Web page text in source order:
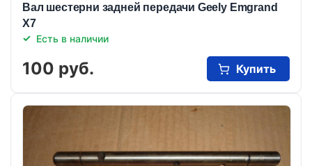
Вал шестерни задней передачи Geely Emgrand
X7
Есть в наличии
100 руб. Купить